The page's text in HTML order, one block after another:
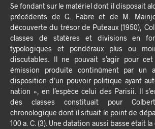
Se fondant sur le matériel dont il disposait
précédents de G. Fabre et de M.
découverte du trésor de Puteaux (1950),
classes de statères et divisions en
typologiques et pondéraux plus ou
discutables. Il ne pouvait s’agir pour
émission produite continûment par un
disposition d’un pouvoir politique ayant
nation », en l’espèce celui des Parisii. Il
des classes constituait pour
chronologique dont il situait le point de
100 a. C. (3). Une datation aussi basse était